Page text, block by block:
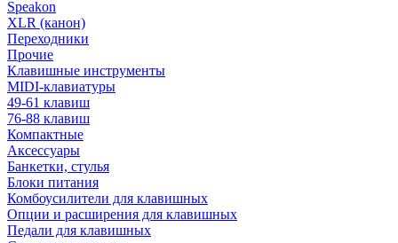
Speakon
XLR (канон)
Переходники
Прочие
Клавишные инструменты
MIDI-клавиатуры
49-61 клавиш
76-88 клавиш
Компактные
Аксессуары
Банкетки, стулья
Блоки питания
Комбоусилители для клавишных
Опции и расширения для клавишных
Педали для клавишных